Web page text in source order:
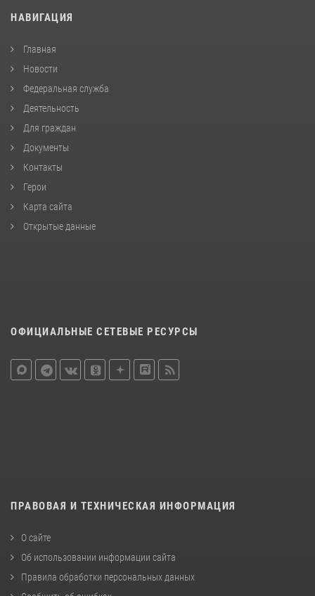
НАВИГАЦИЯ
Главная
Новости
Федеральная служба
Деятельность
Для граждан
Документы
Контакты
Герои
Карта сайта
Открытые данные
ОФИЦИАЛЬНЫЕ СЕТЕВЫЕ РЕСУРСЫ
ПРАВОВАЯ И ТЕХНИЧЕСКАЯ ИНФОРМАЦИЯ
О сайте
Об использовании информации сайта
Правила обработки персональных данных